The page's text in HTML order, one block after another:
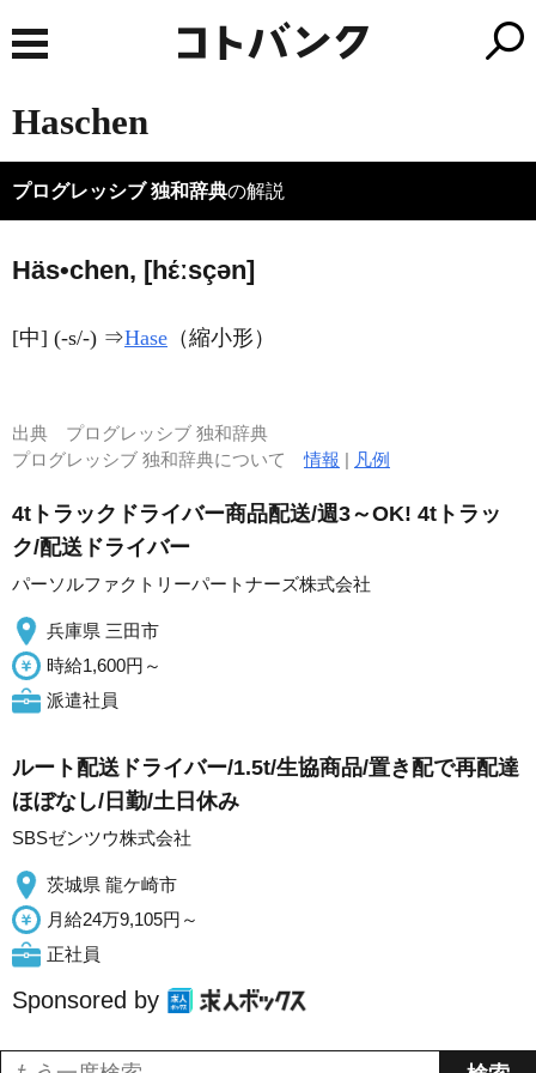
Haschen
プログレッシブ 独和辞典の解説
Häs•chen, [hέːsçən]
[中] (-s/-) ⇒Hase （縮小形）
出典 プログレッシブ 独和辞典
プログレッシブ 独和辞典について情報 | 凡例
4tトラックドライバー商品配送/週3～OK! 4tトラッ
ク/配送ドライバー
パーソルファクトリーパートナーズ株式会社
兵庫県 三田市
時給1,600円～
派遣社員
ルート配送ドライバー/1.5t/生協商品/置き配で再配達
ほぼなし/日勤/土日休み
SBSゼンツウ株式会社
茨城県 龍ケ崎市
月給24万9,105円～
正社員
Sponsored by